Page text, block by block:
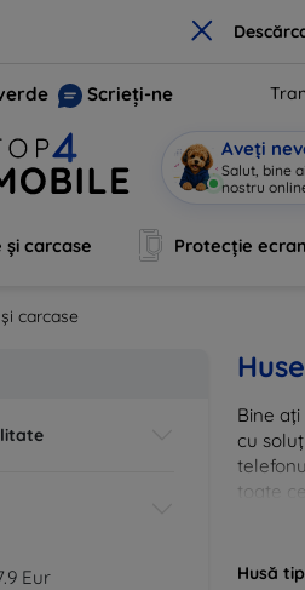
×
Scrieți-ne
Aveți
Sunt Mo |
și carcase Protecție ecran
carcase
Eur
Bine
cu
toate
Husă